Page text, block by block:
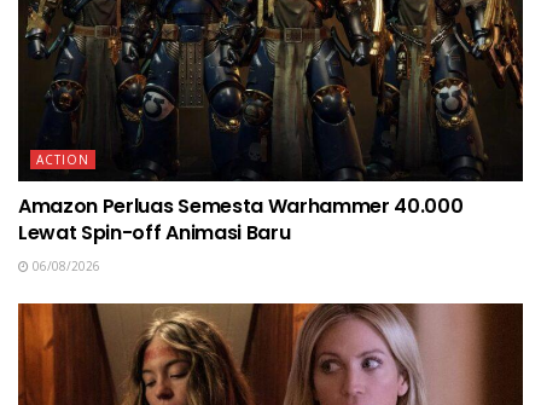
ACTION
Amazon Perluas Semesta Warhammer 40.000
Lewat Spin-off Animasi Baru
06/08/2026